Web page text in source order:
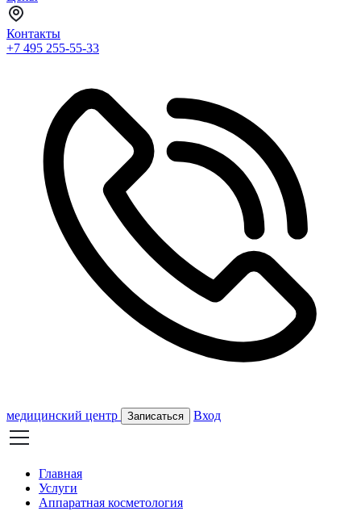
Контакты
+7 495 255-55-33
медицинский центр Записаться Вход
Главная
Услуги
Аппаратная косметология